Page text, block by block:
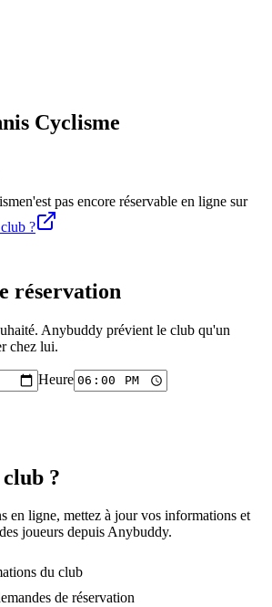
Cyclisme
n'est pas encore réservable en ligne sur
?
réservation
Anybuddy prévient le club qu'un
chez lui.
Heure
club ?
en ligne, mettez à jour vos informations et
joueurs depuis Anybuddy.
du club
de réservation